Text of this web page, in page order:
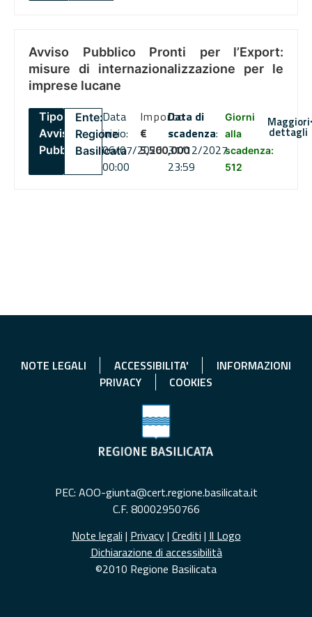
Avviso Pubblico Pronti per l’Export:
misure di internazionalizzazione per le
imprese lucane
Tipo:
Avviso
Pubblico
Ente:
Regione
Basilicata
Data
inizio:
06/07/2026
00:00
Importo
€
5,500,000
Data di
scadenza:
31/12/2027
23:59
Giorni
alla
scadenza:
512
Maggiori
dettagli
NOTE LEGALI ACCESSIBILITA'
INFORMAZIONI
PRIVACY
COOKIES
PEC: AOO-giunta@cert.regione.basilicata.it
C.F. 80002950766
Note legali | Privacy| Crediti | Il Logo
Dichiarazione di accessibilità
©2010 Regione Basilicata